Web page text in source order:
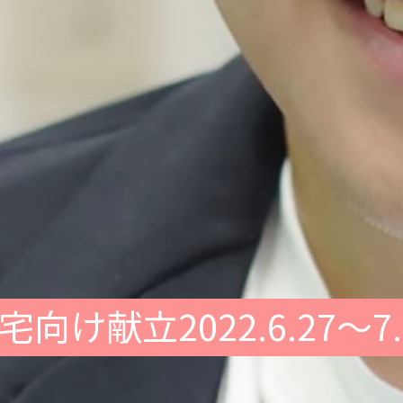
向け献立2022.6.27～